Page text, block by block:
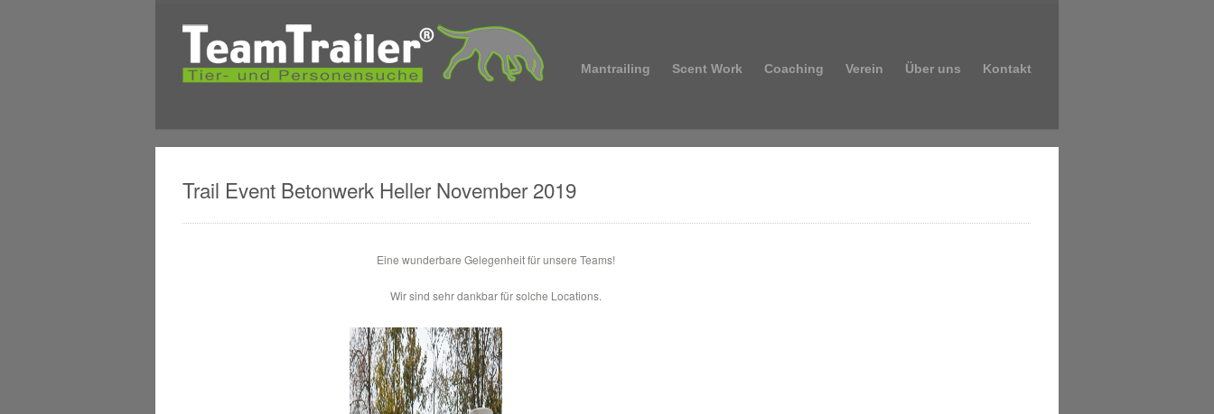
Mantrailing Scent Work Coaching Verein Über uns Kontakt
Trail Event Betonwerk Heller November 2019
Eine wunderbare Gelegenheit für unsere Teams!
Wir sind sehr dankbar für solche Locations.